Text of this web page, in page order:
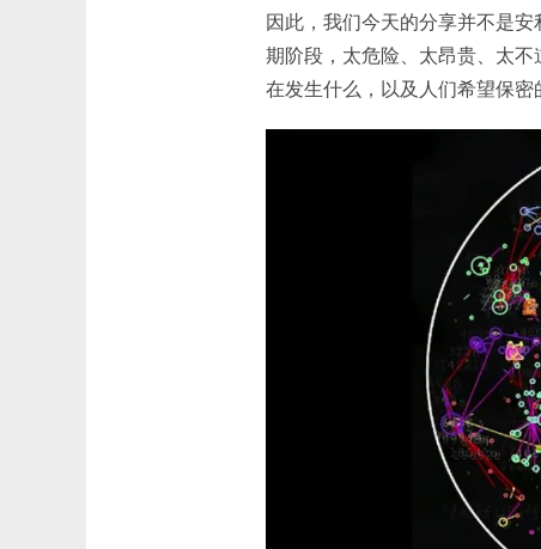
因此，我们今天的分享并不是
期阶段，太危险、太昂贵、太
在发生什么，以及人们希望保密